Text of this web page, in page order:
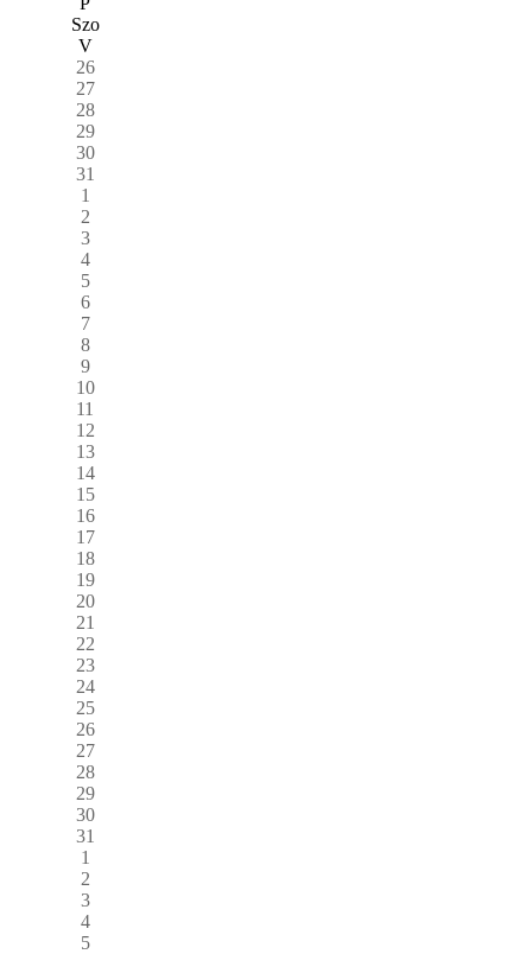
Szo
V
26
27
28
29
30
31
1
2
3
4
5
6
7
8
9
10
11
12
13
14
15
16
17
18
19
20
21
22
23
24
25
26
27
28
29
30
31
1
2
3
4
5